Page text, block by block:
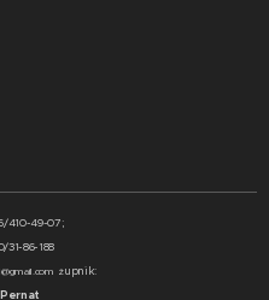
49-07;
31-86-188
župnik: